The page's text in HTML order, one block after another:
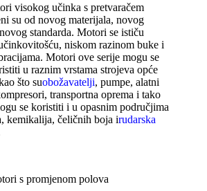
visokog učinka s pretvaračem
su od novog materijala, novog
standarda. Motori se ističu
niskom razinom buke i
Motori ove serije mogu se
u raznim vrstama strojeva opće
što suobožavatelji, pumpe, alatni
transportna oprema i tako
se koristiti i u opasnim područjima
kemikalija, čeličnih boja irudarska